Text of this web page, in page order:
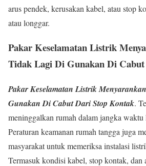
arus pendek, kerusakan kabel, atau stop
atau longgar.
Pakar Keselamatan Listrik
Tidak Lagi Di Gunakan Di
Pakar Keselamatan Listrik
Gunakan Di Cabut Dari Stop Kontak.
meninggalkan rumah dalam jangka waktu
Peraturan keamanan rumah tangga juga
masyarakat untuk memeriksa instalasi
Termasuk kondisi kabel, stop kontak,